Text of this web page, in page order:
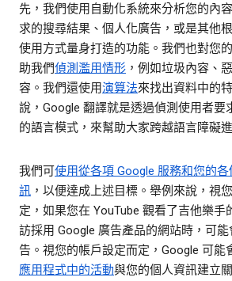
先，我們使用自動化系統來分析您的內
求的搜尋結果、個人化廣告，或是其他
使用方式量身打造的功能。我們也對您
助我們偵測濫用情形 ，例如垃圾內容、
容。我們還使用演算法來找出資料中的
說，Google 翻譯就是透過偵測使用者要
的語言模式，來幫助大家跨越語言障礙
我們可使用從各項 Google 服務和您的
訊 ，以便達成上述目標。舉例來說，視
定，如果您在 YouTube 觀看了吉他樂手
訪採用 Google 廣告產品的網站時，可
告。視您的帳戶設定而定，Google 可能
應用程式中的活動與您的個人資訊建立